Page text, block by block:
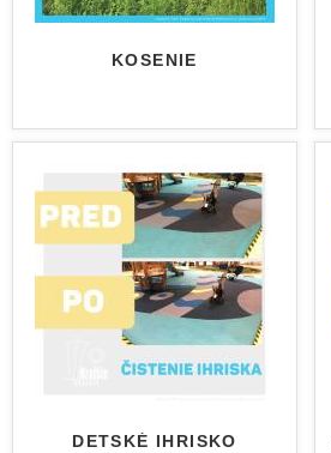
KOSENIE
DETSKÉ IHRISKO